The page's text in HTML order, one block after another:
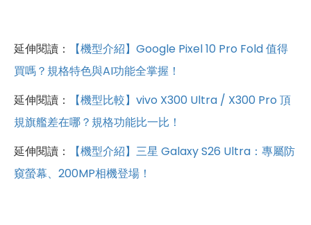
延伸閱讀：
【機型介紹】Google Pixel 10 Pro Fold 值得
買嗎？規格特色與AI功能全掌握！
延伸閱讀：
【機型比較】vivo X300 Ultra / X300 Pro 頂
規旗艦差在哪？規格功能比一比！
延伸閱讀：
【機型介紹】三星 Galaxy S26 Ultra：專屬防
窺螢幕、200MP相機登場！